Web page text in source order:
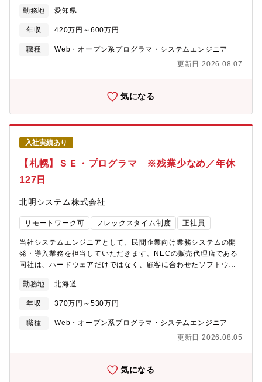
は、ラージアカウント案件の保守・運用、または自社SaaS（借上
ていただくことが可能です。技術面でのスキル向上に加え、将来
向に応じたキャリア形成が可能です。【入社後のフォロー】・参
画いただくプロジェクトの概要や業務内容について、既存メンバ
ャッチアップいただき、徐々に担当領域を広げていただきま
い、継続的にフォローします。【配属部署について】ビジネスソ
ステムと自社SaaS製品（借上くん）の両方を担当しており、受託
開発とプロダクト運営の両軸で経験を積むことができます。保守
に加えて改善開発にも継続的に携わり、SaaS運用のノウハウを習
得できます。日々の情報共有や設計レビューを通じてチームで課
題を解決する文化があり、品質を重視した堅実な開発・運用に取
り組んでいます。【部署で利用している言語】３バージョンあ
り、使用言語が異なります。・C#、SQL、JavaScript （ラージ
アカウント向けシステムリプレイス案件のバージョン）・
VB.NET、SQL、JavaSrcipt・ClassicASP、SQL、VBScript【部
署で利用している環境・ツール】開発環境： Windows、
Redmineフレームワーク： ASP.NET Core MVCAI支援：
す。週2～3回程度の在宅状況です。
おり、更なる推進のためにご協力いただける方を募集していま
す。■仕事内容・社内SEとしてインフラ関係（ヘルプデスク対応
含む）とアプリ関係の業務を担当して頂きます。外注先との要件
定義や社内システムの改善に関して経営陣に提案をするなど、上
データ活用環境の構築、業務改革を伴うDXの推進、運用管理体制
用、保守／情報セキュリティ対策の推進・業務改善提案とそれに
伴うシステム対応パソコン入替に伴う各種設定・ネットワークイ
ンフラ改善・次期基幹システムの構想作成業務改善、セキュリテ
ィ対策という2つの業務が主ですが、ネットワークに接続している
全ての機器に関する業務を担当頂きます※適性・経験に合わせ
て、業務をお任せしますのでご安心ください。■開発環境について
OS：Windows言語：VB.net／DB:Oracle／SQLServer■働く社員
のために働く社員が「楽しく」「長く」「健康」で働いて頂くた
めに、様々な手当を制度化しております。育児休業取得支援制
独自の制度がございます。■当社の魅力・特徴・当社は、ガスバル
ブ、省エネ機器であるエコキュートの水制御バルブ、住宅用燃料
電池や水素を制御するバルブを開発･販売をしています。世界で3
技術を保有し、日本だけでなく世界中に当社の製品を届けていま
す。・取引先はコロナ、ノーリツ、TOTO、LIXIL、パナソニッ
ク、東芝、アイシンなど、日本を代表する大手企業です。お風呂
のお湯沸かし器などではほぼすべて製品に当社の部品が使用され
勤務地 愛知県
年収 420万円～600万円
職種
Web・オープン系プログラマ・システムエンジニア
更新日 2026.08.07
気になる
入社実績あり
【札幌】ＳＥ・プログラマ ※残業少なめ／年休
127日
北明システム株式会社
リモートワーク可 フレックスタイム制度 正社員
当社システムエンジニアとして、民間企業向け業務システムの開
発・導入業務を担当していただきます。NECの販売代理店である
同社は、ハードウェアだけではなく、顧客に合わせたソフトウェ
売することで、業績を伸ばしてきましたが、今後はさらに業界を
広げていく予定です。また国内最大手の日用雑貨卸売業のシステ
ム開発も長年行ってきており、顧客の事業拡大と共に手掛ける案
件も拡大しています。当社では、顧客システムの受託開発に加
と考えています。いずれの案件業務もお任せすることを想定して
じて常駐する場合もあります。【直近の開発案件】・年商１兆円
規模の最大手流通会社のシステム開発・道内大手リゾートホテル
勤務地 北海道
年収 370万円～530万円
職種
Web・オープン系プログラマ・システムエンジニア
更新日 2026.08.05
気になる